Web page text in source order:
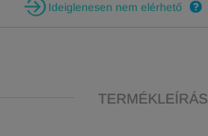
Ideiglenesen nem elérhető
TERMÉKLEÍRÁS